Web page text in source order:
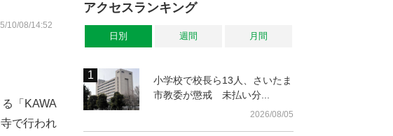
10/08/14:52
「KAWA
で行われ
アクセスランキング
日別 週間 月間
小学校で校長ら13人、さいたま
市教委が懲戒 未払い分...
2026/08/05